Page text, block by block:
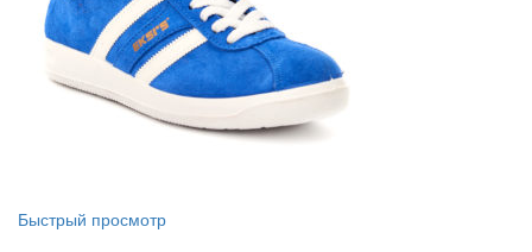
Быстрый просмотр